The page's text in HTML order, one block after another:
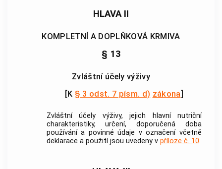
HLAVA II
KOMPLETNÍ A DOPLŇKOVÁ KRMIVA
§ 13
Zvláštní účely výživy
[K § 3 odst. 7 písm. d) zákona
Zvláštní účely výživy, jejich hlavní nutriční
charakteristiky, určení, doporučená doba
používání a povinné údaje v označení včetně
deklarace a použití jsou uvedeny v příloze č. 10.